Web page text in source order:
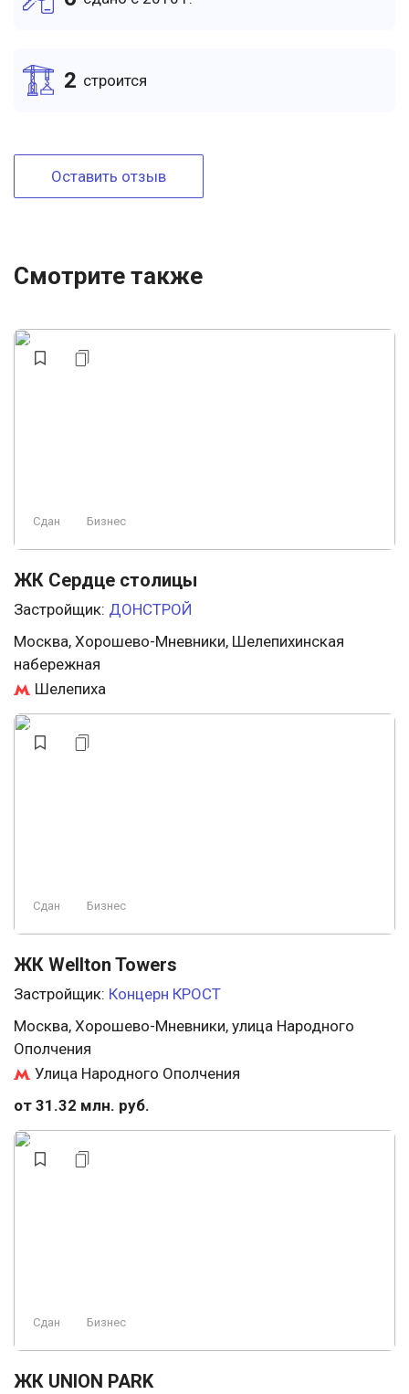
2 cтроится
Оставить отзыв
Смотрите также
Сдан Бизнес
ЖК Сердце столицы
Застройщик: ДОНСТРОЙ
Москва, Хорошево-Мневники, Шелепихинская
набережная
Шелепиха
Сдан Бизнес
ЖК Wellton Towers
Застройщик: Концерн КРОСТ
Москва, Хорошево-Мневники, улица Народного
Ополчения
Улица Народного Ополчения
от 31.32 млн. руб.
Сдан Бизнес
ЖК UNION PARK